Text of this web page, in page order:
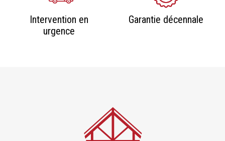
Intervention en
urgence
Garantie décennale